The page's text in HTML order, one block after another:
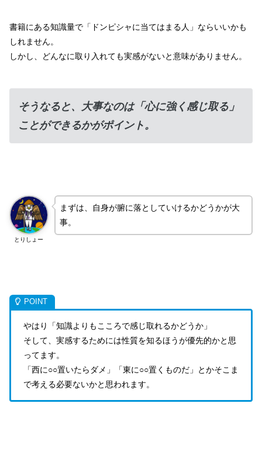
書籍にある知識量で「ドンピシャに当てはまる人」ならいいかも
しれません。
しかし、どんなに取り入れても実感がないと意味がありません。
そうなると、大事なのは「心に強く感じ取る」
ことができるかがポイント。
とりしょー
まずは、自身が腑に落としていけるかどうかが大
事。
やはり「知識よりもこころで感じ取れるかどうか」
そして、実感するためには性質を知るほうが優先的かと思
ってます。
「西に○○置いたらダメ」「東に○○置くものだ」とかそこま
で考える必要ないかと思われます。